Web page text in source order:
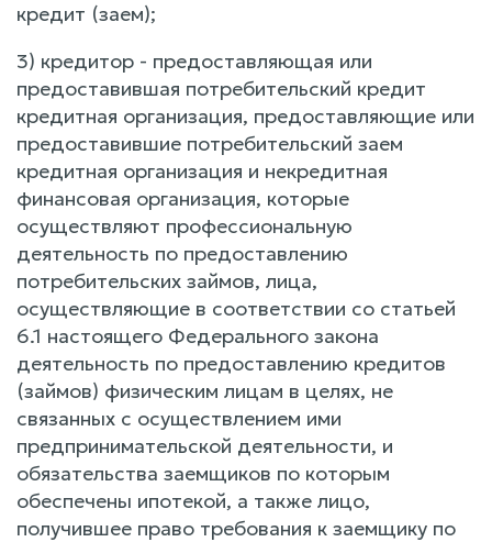
кредит (заем);
3) кредитор - предоставляющая или
предоставившая потребительский кредит
кредитная организация, предоставляющие или
предоставившие потребительский заем
кредитная организация и некредитная
финансовая организация, которые
осуществляют профессиональную
деятельность по предоставлению
потребительских займов, лица,
осуществляющие в соответствии со статьей
6.1 настоящего Федерального закона
деятельность по предоставлению кредитов
(займов) физическим лицам в целях, не
связанных с осуществлением ими
предпринимательской деятельности, и
обязательства заемщиков по которым
обеспечены ипотекой, а также лицо,
получившее право требования к заемщику по